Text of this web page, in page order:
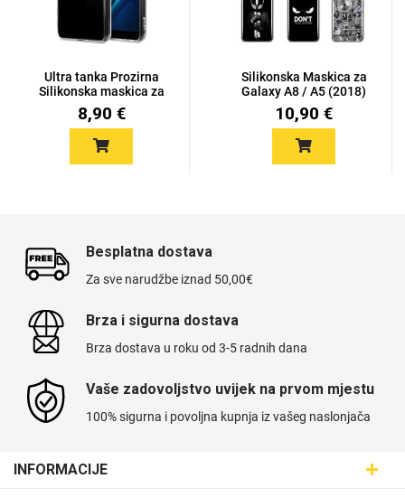
Ultra tanka Prozirna
Silikonska maskica za
Sam...
8,90 €
Silikonska Maskica za
Galaxy A8 / A5 (2018)
-...
10,90 €
Besplatna dostava
Za sve narudžbe iznad 50,00€
Brza i sigurna dostava
Brza dostava u roku od 3-5 radnih dana
Vaše zadovoljstvo uvijek na prvom mjestu
100% sigurna i povoljna kupnja iz vašeg naslonjača
INFORMACIJE